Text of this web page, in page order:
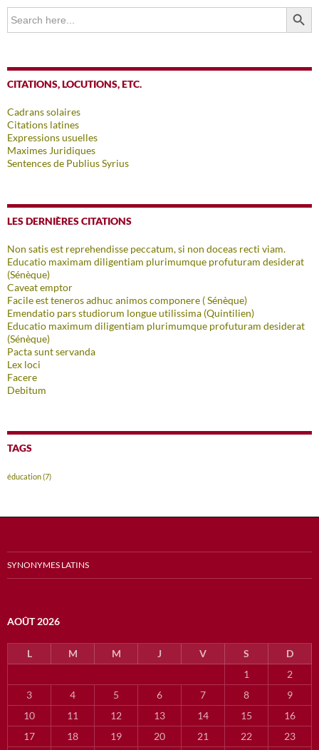
Search
for:
SEARCH
CITATIONS, LOCUTIONS, ETC.
Cadrans solaires
Citations latines
Expressions usuelles
Maximes Juridiques
Sentences de Publius Syrius
LES DERNIÈRES CITATIONS
Non satis est reprehendisse peccatum, si non doceas recti viam.
Educatio maximam diligentiam plurimumque profuturam desiderat
(Sénèque)
Caveat emptor
Facile est teneros adhuc animos componere ( Sénèque)
Emendatio pars studiorum longue utilissima (Quintilien)
Educatio maximum diligentiam plurimumque profuturam desiderat
(Sénèque)
Pacta sunt servanda
Lex loci
Facere
Debitum
TAGS
éducation(7)
SYNONYMES LATINS
AOÛT 2026
L M M J V S
D
1
2
3
4 5 6 7 8
9
10
11 12 13 14 15
16
17
18 19 20 21 22 23